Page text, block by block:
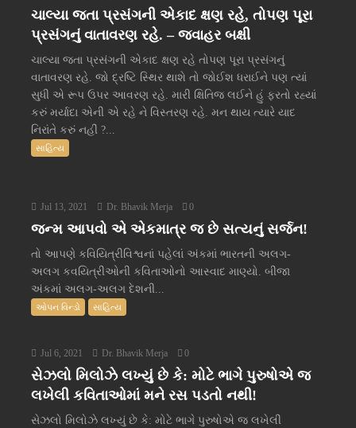
ચાલ્યા જતા પ્રસંગની એકાદ ક્ષણ રહે, તોપણ પૂરા
પ્રસંગનું વાતાવરણ રહે. – જવાહર બક્ષી
ચાલ્યા જતા પ્રસંગની એકાદ ક્ષણ રહે તોપણ પૂરા પ્રસંગનું
વાતાવરણ રહે. જો દ્રષ્ટિ સ્થિર થાશે તો જોઈશ ધરાઈને પણ ત્યાં
સુધી એ રૂપ ઉપર આવરણ રહે. મારી ક્ષિતિજ લઈને હું ફરતો રહ્યાં
કરું મર્યાદા એની એ રહે ને વિસ્તરણ રહે. મન થાય ત્યારે યાદ
નિરાંતે કરું નહીં ?...
સાહિત્ય
Jul 13, 2021 Dr. Bhavik Merja 0
જન્મ આપવો એ એકમાત્ર જ છે સત્યનું સર્જન!
તો આપણે કવિયિત્રીવિશ્વનાં પહેલાં અંકમાં ભારતની અલગ-
અલગ કવયિત્રીઓની કવિતાઓનો આસ્વાદ માણ્યો. બીજા
અંકમાં અલગ-અલગ દેશની...
ઓપન વિન્ડો સાહિત્ય
Jul 6, 2021 Dr. Bhavik Merja 0
સેઝલો મિલોઝે લખ્યું છે કે: મોટે ભાગે પુરુષોએ જ
લખેલી કવિતાઓમાં મને રસ પડતો નથી!
સેઝલો મિલોઝે લખ્યું છે કે: મોટે ભાગે પુરુષોએ જ લખેલી